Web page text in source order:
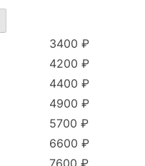
3400 ₽
4200 ₽
4400 ₽
4900 ₽
5700 ₽
6600 ₽
7600 ₽